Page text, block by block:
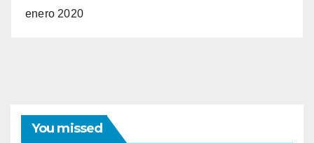
enero 2020
You missed